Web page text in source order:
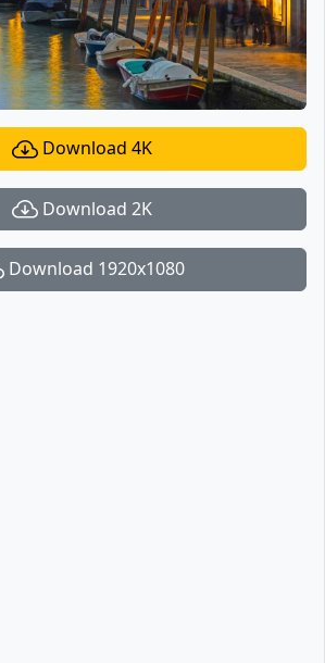
Download 4K
Download 2K
Download 1920x1080